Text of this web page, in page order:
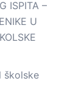
ISPITA –
U
školske